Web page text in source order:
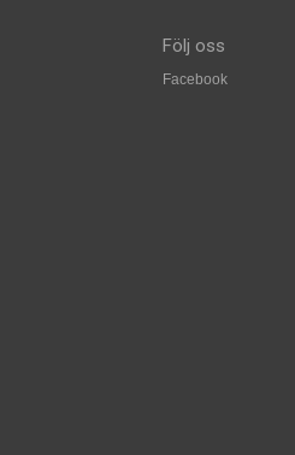
Följ oss
Facebook